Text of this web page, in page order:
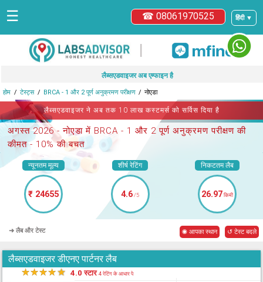
हिंदी ▼
☎ 08061970525
☰
|
लैब्सएडवाइजर अब एम्फाइन है
होम टेस्ट्स BRCA - 1 और 2 पूर्ण अनुक्रमण परीक्षण नोएडा
लैब्सएडवाइजर ने अब तक 10 लाख कस्टमर्स को सर्विस दिया है
अगस्त 2026 -नोएडा में BRCA - 1 और 2 पूर्ण अनुक्रमण परीक्षण की
कीमत - 10% की बचत
न्यूनतम मूल्य
₹ 24655
शीर्ष रेटिंग
4.6/5
निकटतम लैब
26.97 किमी
➜ लैब और टेस्ट ◉ आपका स्थान ↺ टेस्ट बदले
लैब्सएडवाइजर डीएनए पार्टनर लैब
★★★★★ 4.0 स्टार4 रेटिंग के आधार पे